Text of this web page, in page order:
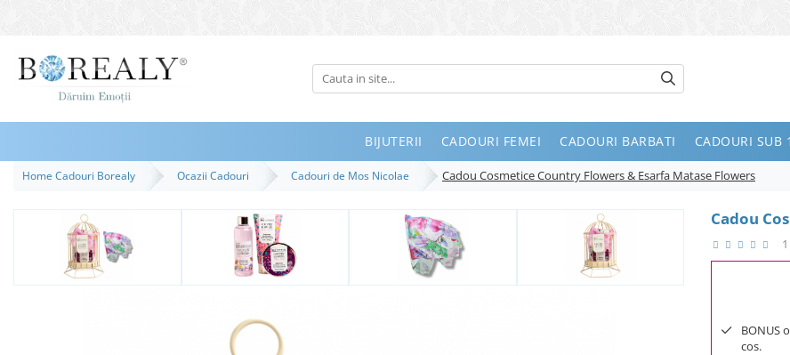
Bijuterii
Inele
Bratari
BIJUTERII CADOURI FEMEI CADOURI BARBATI CADOURI SUB
Home Cadouri Borealy Ocazii Cadouri Cadouri de Mos Nicolae Cadou Cosmetice Country Flowers & Esarfa Matase Flowers
Cadou
BONUS
cos.